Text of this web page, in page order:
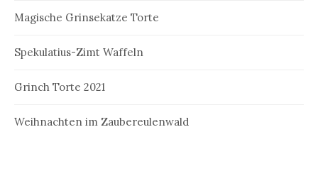
Magische Grinsekatze Torte
Spekulatius-Zimt Waffeln
Grinch Torte 2021
Weihnachten im Zaubereulenwald